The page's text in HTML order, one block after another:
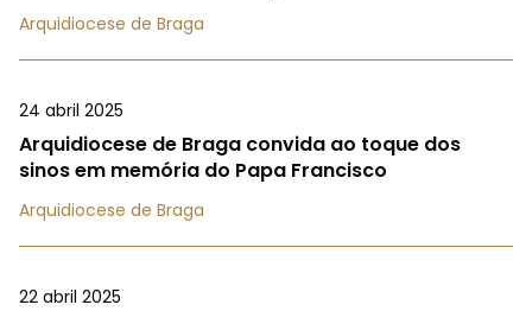
Arquidiocese de Braga
24 abril 2025
Arquidiocese de Braga convida ao toque dos
sinos em memória do Papa Francisco
Arquidiocese de Braga
22 abril 2025